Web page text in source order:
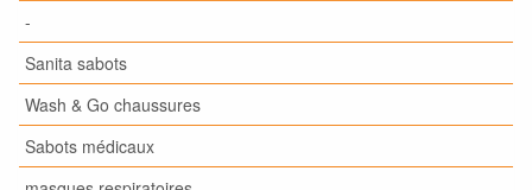
-
Sanita sabots
Wash & Go chaussures
Sabots médicaux